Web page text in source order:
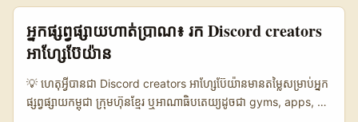
ឬកំពុង pitch “moment” សម្រាប់ brand? ...
សម្រាប់មើលឃ្លីបលេងៗប៉ុណ្ណោះទេ។ វាជា platform ដែលម៉ាកប្រើសម្រាប់
storytelling, community, និងការបង្កើតជំនឿទុកចិត្តបែប long-
form។ តាមបរិបទដែលបានឃើញជាសាធារណៈ ម៉ាកធំៗដូចជា Apple,
McDonald’s, Nike និង Coca-Cola តែងប្រើ YouTube ដើម្បីនិយាយ
ជាមួយ audience ទូទាំងពិភពលោក។ នេះមានន័យថា ម៉ាកអ៊ីតាលីក៏ដូច
គ្នា៖ បើគេចង់បាន content ដែល “មើលហើយជឿ” YouTube គឺជាទ្វារធំ
អ្នកផ្សព្វផ្សាយហាត់ប្រាណ៖ រក Discord creators
អាហ្សែប៊ែយ៉ាន
💡 ហេតុអ្វីបានជា Discord creators អាហ្សែប៊ែយ៉ានមានតម្លៃសម្រាប់អ្នក
ផ្សព្វផ្សាយកម្ពុជា ក្រុមហ៊ុនខ្មែរ ឬអាណាធិបតេយ្យដូចជា gyms, apps, និង